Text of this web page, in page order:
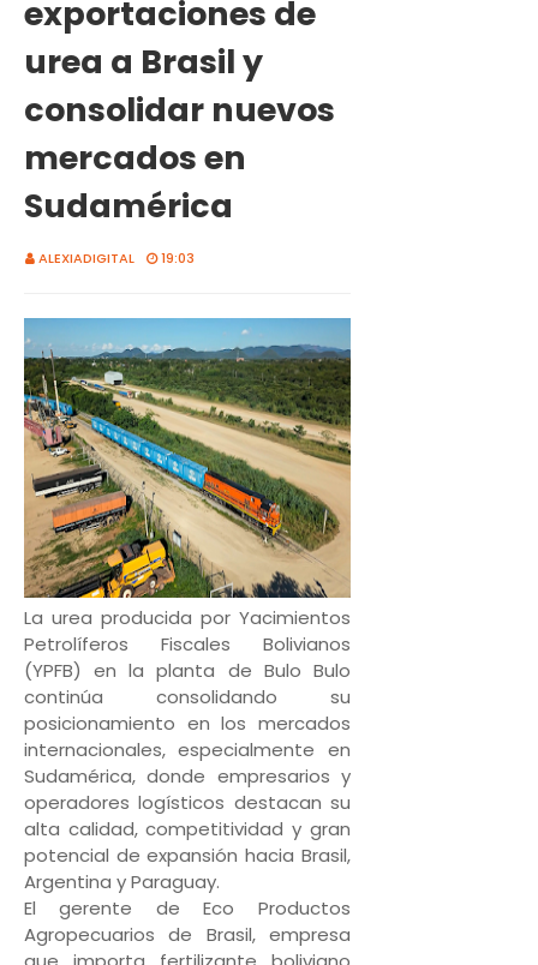
exportaciones de
urea a Brasil y
consolidar nuevos
mercados en
Sudamérica
ALEXIADIGITAL 19:03
La urea producida por Yacimientos
Petrolíferos Fiscales Bolivianos
(YPFB) en la planta de Bulo Bulo
continúa consolidando su
posicionamiento en los mercados
internacionales, especialmente en
Sudamérica, donde empresarios y
operadores logísticos destacan su
alta calidad, competitividad y gran
potencial de expansión hacia Brasil,
Argentina y Paraguay.
El gerente de Eco Productos
Agropecuarios de Brasil, empresa